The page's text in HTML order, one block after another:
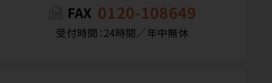
FAX 0120-108649
受付時間：24時間／年中無休